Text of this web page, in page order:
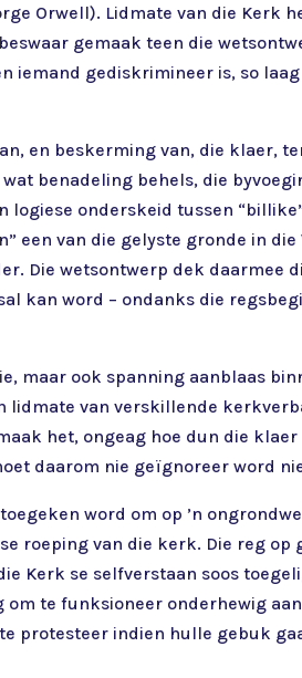
Orwell). Lidmate van die
gemaak teen die
iemand gediskrimineer is, so
en beskerming van, die klaer,
benadeling behels, die
onderskeid tussen
een van die gelyste gronde in
Die wetsontwerp dek
kan word – ondanks die
maar ook spanning aanblaas
van verskillende
het, ongeag hoe dun die
daarom nie geïgnoreer word
word om op ’n
roeping van die kerk. Die reg
Kerk se selfverstaan soos
te funksioneer onderhewig
protesteer indien hulle gebuk